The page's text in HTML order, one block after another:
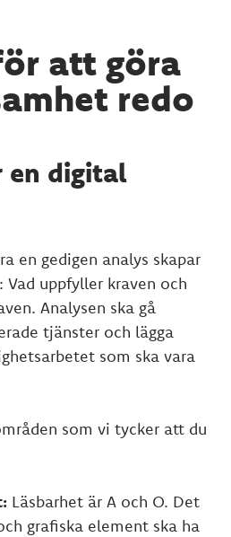
att göra
redo
en digital
en gedigen analys skapar
Vad uppfyller kraven och
Analysen ska gå
tjänster och lägga
som ska vara
som vi tycker att du
Läsbarhet är A och O. Det
grafiska element ska ha